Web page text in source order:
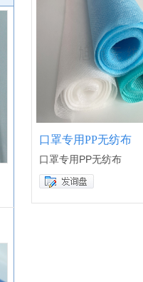
口罩专用PP无纺布
口罩专用PP无纺布